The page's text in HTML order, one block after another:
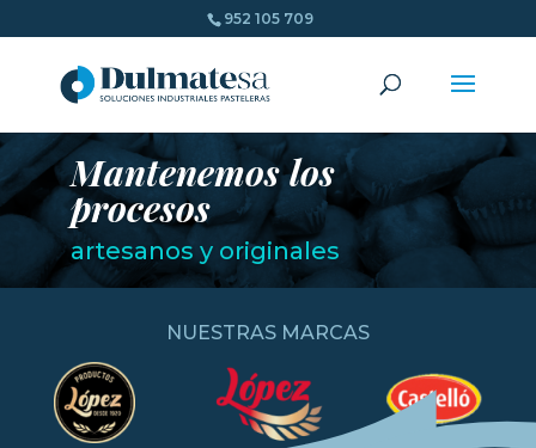
952 105 709
Mantenemos los
procesos
artesanos y originales
NUESTRAS MARCAS